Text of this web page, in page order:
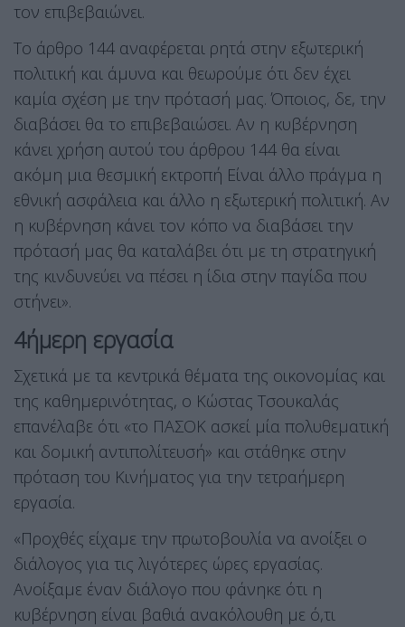
τον επιβεβαιώνει.
Το άρθρο 144 αναφέρεται ρητά στην εξωτερική
πολιτική και άμυνα και θεωρούμε ότι δεν έχει
καμία σχέση με την πρότασή μας. Όποιος, δε, την
διαβάσει θα το επιβεβαιώσει. Αν η κυβέρνηση
κάνει χρήση αυτού του άρθρου 144 θα είναι
ακόμη μια θεσμική εκτροπή Είναι άλλο πράγμα η
εθνική ασφάλεια και άλλο η εξωτερική πολιτική. Αν
η κυβέρνηση κάνει τον κόπο να διαβάσει την
πρότασή μας θα καταλάβει ότι με τη στρατηγική
της κινδυνεύει να πέσει η ίδια στην παγίδα που
στήνει».
4ήμερη εργασία
Σχετικά με τα κεντρικά θέματα της οικονομίας και
της καθημερινότητας, ο Κώστας Τσουκαλάς
επανέλαβε ότι «το ΠΑΣΟΚ ασκεί μία πολυθεματική
και δομική αντιπολίτευσή» και στάθηκε στην
πρόταση του Κινήματος για την τετραήμερη
εργασία.
«Προχθές είχαμε την πρωτοβουλία να ανοίξει ο
διάλογος για τις λιγότερες ώρες εργασίας.
Ανοίξαμε έναν διάλογο που φάνηκε ότι η
κυβέρνηση είναι βαθιά ανακόλουθη με ό,τι